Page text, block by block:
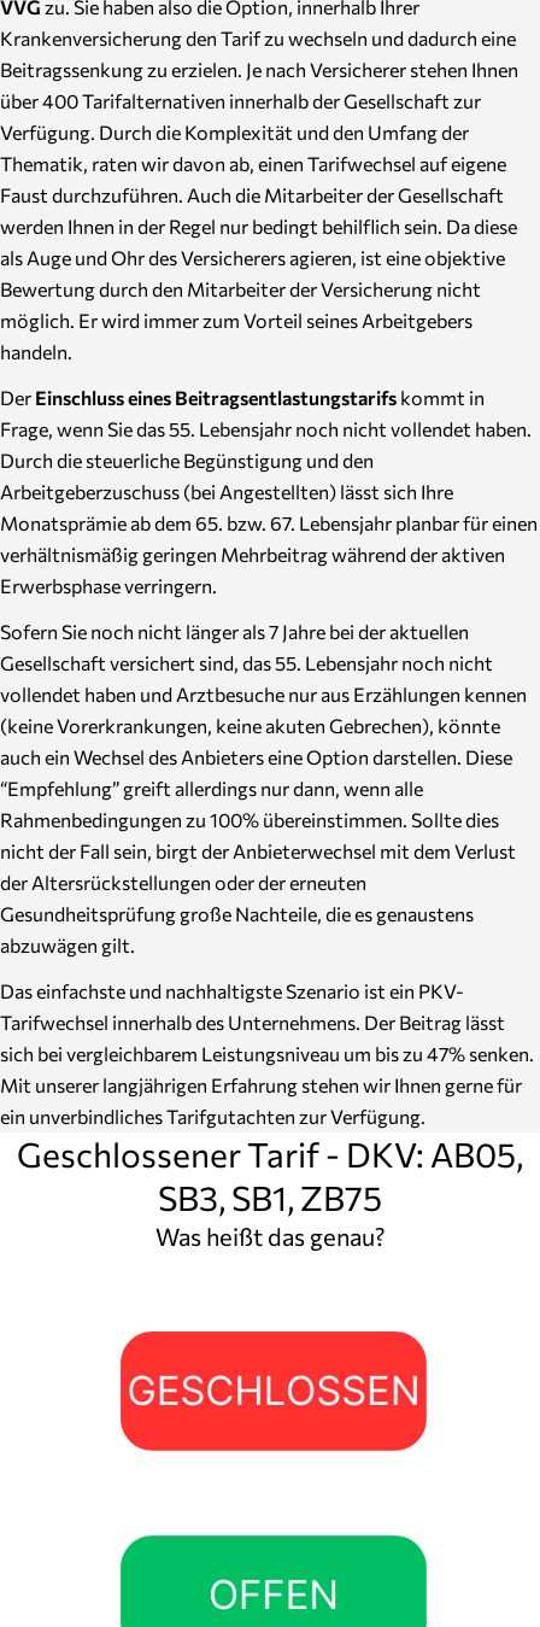
VVG zu. Sie haben also die Option, innerhalb Ihrer
Krankenversicherung den Tarif zu wechseln und dadurch eine
Beitragssenkung zu erzielen. Je nach Versicherer stehen Ihnen
über 400 Tarifalternativen innerhalb der Gesellschaft zur
Verfügung. Durch die Komplexität und den Umfang der
Thematik, raten wir davon ab, einen Tarifwechsel auf eigene
Faust durchzuführen. Auch die Mitarbeiter der Gesellschaft
werden Ihnen in der Regel nur bedingt behilflich sein. Da diese
als Auge und Ohr des Versicherers agieren, ist eine objektive
Bewertung durch den Mitarbeiter der Versicherung nicht
möglich. Er wird immer zum Vorteil seines Arbeitgebers
handeln.
Der Einschluss eines Beitragsentlastungstarifs kommt in
Frage, wenn Sie das 55. Lebensjahr noch nicht vollendet haben.
Durch die steuerliche Begünstigung und den
Arbeitgeberzuschuss (bei Angestellten) lässt sich Ihre
Monatsprämie ab dem 65. bzw. 67. Lebensjahr planbar für einen
verhältnismäßig geringen Mehrbeitrag während der aktiven
Erwerbsphase verringern.
Sofern Sie noch nicht länger als 7 Jahre bei der aktuellen
Gesellschaft versichert sind, das 55. Lebensjahr noch nicht
vollendet haben und Arztbesuche nur aus Erzählungen kennen
(keine Vorerkrankungen, keine akuten Gebrechen), könnte
auch ein Wechsel des Anbieters eine Option darstellen. Diese
“Empfehlung” greift allerdings nur dann, wenn alle
Rahmenbedingungen zu 100% übereinstimmen. Sollte dies
nicht der Fall sein, birgt der Anbieterwechsel mit dem Verlust
der Altersrückstellungen oder der erneuten
Gesundheitsprüfung große Nachteile, die es genaustens
abzuwägen gilt.
Das einfachste und nachhaltigste Szenario ist ein PKV-
Tarifwechsel innerhalb des Unternehmens. Der Beitrag lässt
sich bei vergleichbarem Leistungsniveau um bis zu 47% senken.
Mit unserer langjährigen Erfahrung stehen wir Ihnen gerne für
ein unverbindliches Tarifgutachten zur Verfügung.
Geschlossener Tarif - DKV: AB05,
SB3, SB1, ZB75
Was heißt das genau?